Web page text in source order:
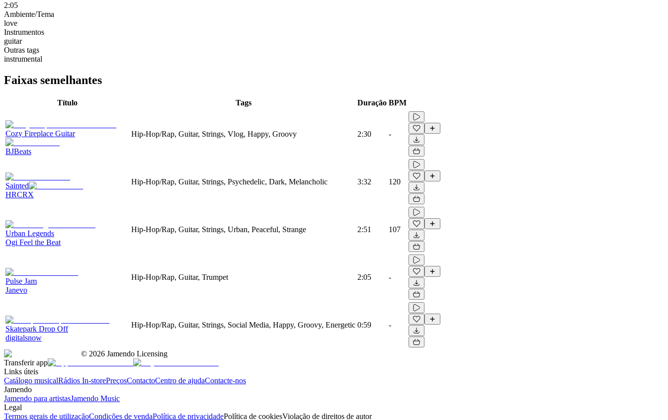
2:05
Ambiente/Tema
love
Instrumentos
guitar
Outras tags
instrumental
Faixas semelhantes
Título Tags Duração BPM
Cozy Fireplace Guitar
BJBeats
Hip-Hop/Rap, Guitar, Strings, Vlog, Happy, Groovy 2:30 -
Sainted
HRCRX
Hip-Hop/Rap, Guitar, Strings, Psychedelic, Dark, Melancholic 3:32 120
Urban Legends
Ogi Feel the Beat
Hip-Hop/Rap, Guitar, Strings, Urban, Peaceful, Strange 2:51 107
Pulse Jam
Janevo
Hip-Hop/Rap, Guitar, Trumpet 2:05 -
Skatepark Drop Off
digitalsnow
Hip-Hop/Rap, Guitar, Strings, Social Media, Happy, Groovy, Energetic 0:59 -
© 2026 Jamendo Licensing
Transferir app
Links úteis
Catálogo musicalRádios In-storePreçosContactoCentro de ajudaContacte-nos
Jamendo
Jamendo para artistasJamendo Music
Legal
Termos gerais de utilizaçãoCondições de vendaPolítica de privacidadePolítica de cookiesViolação de direitos de autor